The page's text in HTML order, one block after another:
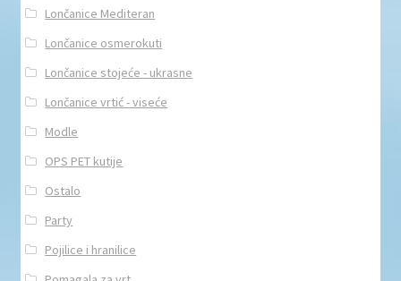
Lončanice Mediteran
Lončanice osmerokuti
Lončanice stojeće - ukrasne
Lončanice vrtić - viseće
Modle
OPS PET kutije
Ostalo
Party
Pojilice i hranilice